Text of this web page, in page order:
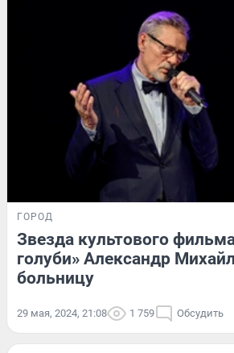
ГОРОД
Звезда культового
голуби» Александр
больницу
29 мая, 2024, 21:08 1 759 Обсудить